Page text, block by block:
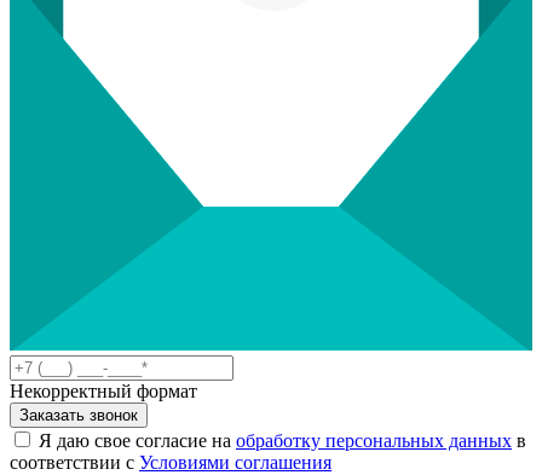
Некорректный формат
Заказать звонок
Я даю свое согласие на обработку персональных данных в
соответствии с Условиями соглашения